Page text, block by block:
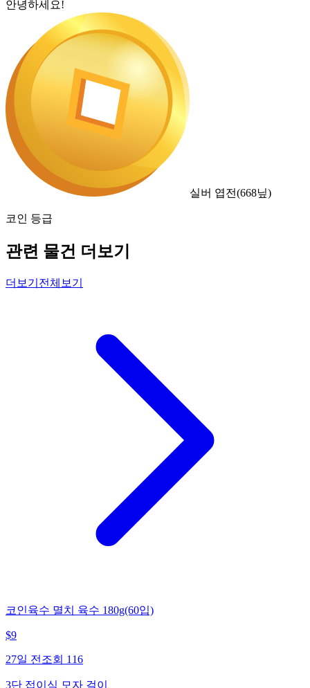
안녕하세요!
실버 엽전(668닢)
코인 등급
관련 물건 더보기
더보기 전체보기
코인육수 멸치 육수 180g(60입)
$9
27일 전 조회 116
3단 접이식 모자 걸이